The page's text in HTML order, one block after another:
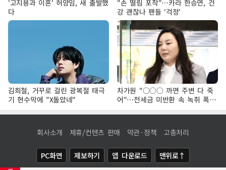
'고지용과 이혼' 허양임, 새 출발했
다
"손 떨림 포착"…카라 한승연, 건
강 괜찮나 팬들 '걱정'
김희철, 거꾸로 걸린 광복절 태극
기 현수막에 "X돌았네"
차가원 "○○○ 까면 주변 다 죽
어"…전세금 미반환 속 녹취 폭로
파장
회사소개 제휴/컨텐츠 판매 약관·정책 고충처리
PC화면 제보하기 앱 다운로드 맨위로↑